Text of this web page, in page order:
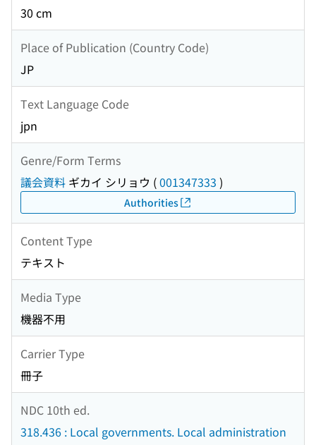
30 cm
Place of Publication (Country Code)
JP
Text Language Code
jpn
Genre/Form Terms
議会資料 ギカイ シリョウ (001347333 )
Authorities
Content Type
テキスト
Media Type
機器不用
Carrier Type
冊子
NDC 10th ed.
318.436 : Local governments. Local administration